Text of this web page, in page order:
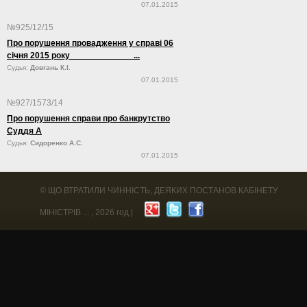
07.01.2015
№925/12/15
Про порушення провадження у справі 06
січня 2015 року ...
Судья: Довгань К.І.
07.01.2015
№927/1573/14
Про порушення справи про банкрутство
Суддя А
Судья: Сидоренко А.С.
07.01.2015
© ЩО ВТРАТИЛИ ЧИННІСТЬ, ДЕЯКИХ ПОСТАНОВ КАБІНЕТУ
МІНІСТРІВ ... , 2026 год |